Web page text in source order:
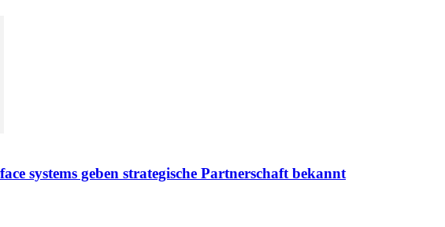
systems geben strategische Partnerschaft bekannt